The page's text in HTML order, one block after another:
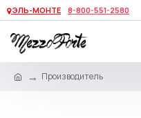
ЭЛЬ-МОНТЕ 8-800-551-2580
Производитель